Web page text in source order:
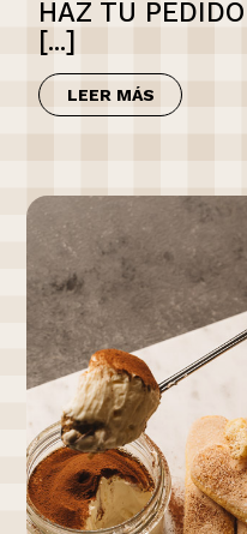
HAZ TU
[...]
LEER MÁS